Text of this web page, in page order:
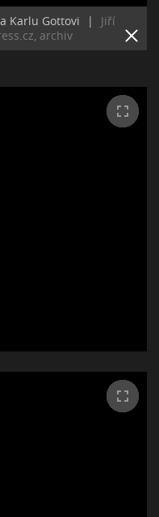
Karlu Gottovi |
Jiří
archiv